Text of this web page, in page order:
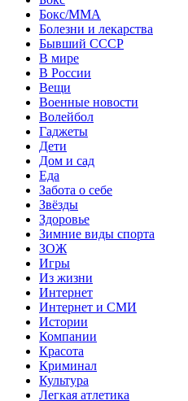
Бокс/MMA
Болезни и лекарства
Бывший СССР
В мире
В России
Вещи
Военные новости
Волейбол
Гаджеты
Дети
Дом и сад
Еда
Забота о себе
Звёзды
Здоровье
Зимние виды спорта
ЗОЖ
Игры
Из жизни
Интернет
Интернет и СМИ
Истории
Компании
Красота
Криминал
Культура
Легкая атлетика